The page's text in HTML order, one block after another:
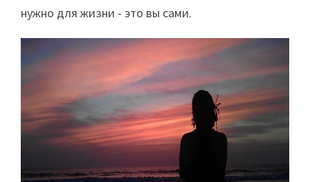
нужно для жизни - это вы сами.